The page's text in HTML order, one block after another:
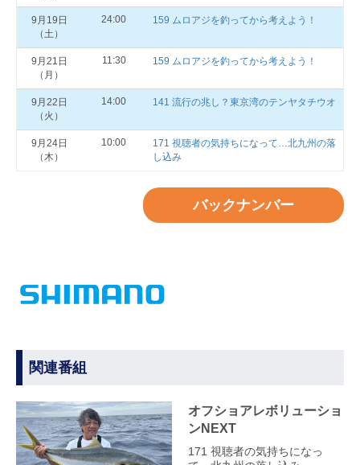
9月19日
（土）
24:00 159 ムロアジを釣ってから考えよう！
9月21日
（月）
11:30 159 ムロアジを釣ってから考えよう！
9月22日
（火）
14:00 141 流行の兆し？東京湾のテンヤタチウオ
9月24日
（木）
10:00
171 視聴者の気持ちになって…北九州の落
し込み
バックナンバー
関連番組
オフショアレボリューショ
ンNEXT
171 視聴者の気持ちになっ